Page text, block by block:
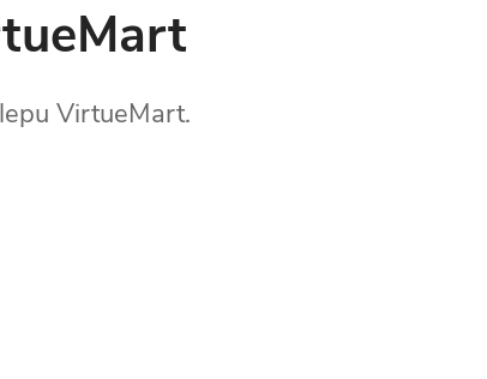
VirtueMart.